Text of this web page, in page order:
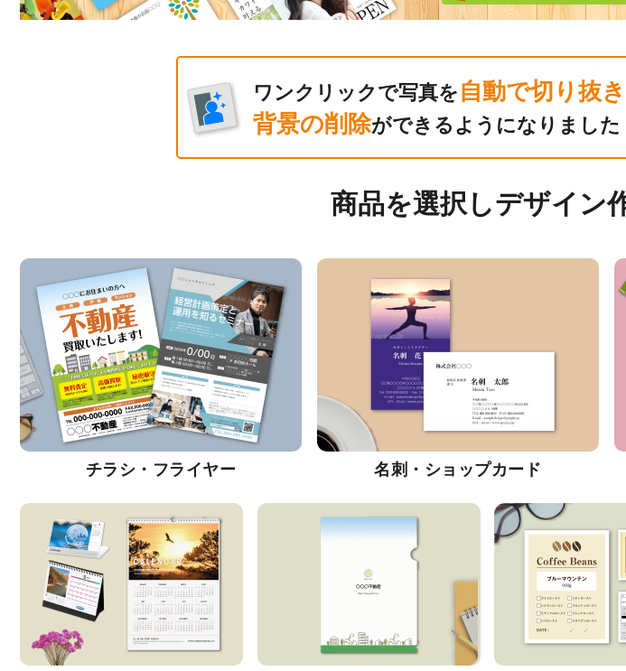
ワンクリックで写真を 自動で切り抜き
背景の削除ができるようになりました
商品を選択しデザイン
チラシ・フライヤー 名刺・ショップカード